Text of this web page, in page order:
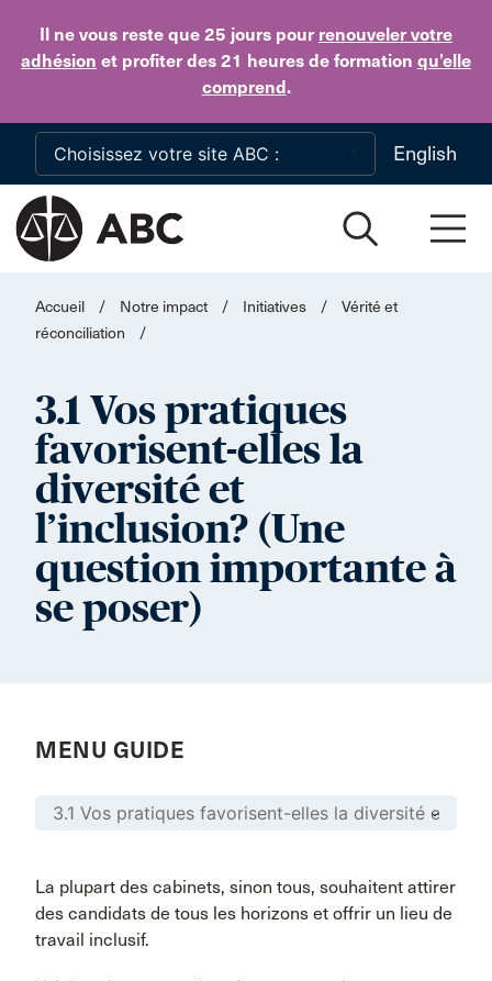
Il ne vous reste que 25 jours pour renouveler votre
adhésion et profiter des 21 heures de formation qu’elle
comprend.
Skip to main content
English
Accueil / Notre impact / Initiatives /
Vérité et
réconciliation
/
3.1 Vos pratiques
favorisent-elles la
diversité et
l’inclusion? (Une
question importante à
se poser)
MENU GUIDE
La plupart des cabinets, sinon tous, souhaitent attirer
des candidats de tous les horizons et offrir un lieu de
travail inclusif.